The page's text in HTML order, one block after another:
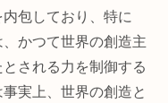
包しており、特に
、かつて世界の創造主
される力を制御する
実上、世界の創造と